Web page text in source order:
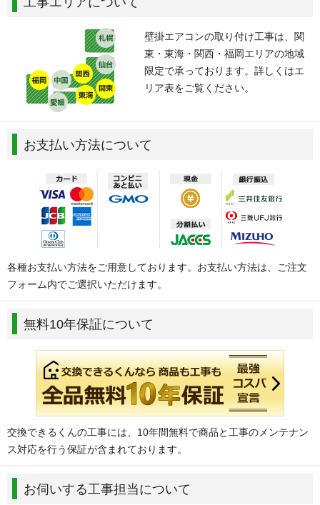
壁掛エアコンの取り付け工事は、関
東・東海・関西・福岡エリアの地域
限定で承っております。詳しくはエ
リア表をご覧ください。
お支払い方法について
各種お支払い方法をご用意しております。お支払い方法は、ご注文
フォーム内でご選択いただけます。
無料10年保証について
交換できるくんの工事には、10年間無料で商品と工事のメンテナン
ス対応を行う保証が含まれております。
お伺いする工事担当について